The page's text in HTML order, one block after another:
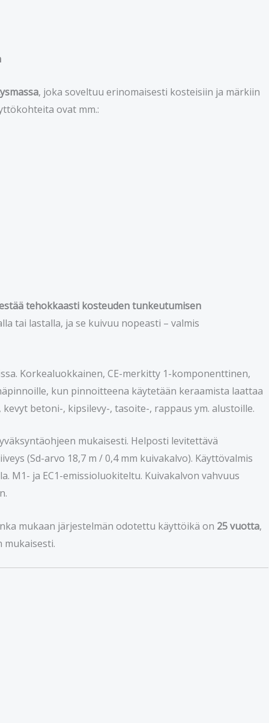
, joka soveltuu erinomaisesti kosteisiin ja märkiin
ovat mm.:
tehokkaasti kosteuden tunkeutumisen
tai lastalla, ja se kuivuu nopeasti – valmis
Korkealuokkainen, CE-merkitty 1-komponenttinen,
kun pinnoitteena käytetään keraamista laattaa
betoni-, kipsilevy-, tasoite-, rappaus ym. alustoille.
mukaisesti. Helposti levitettävä
(Sd-arvo 18,7 m / 0,4 mm kuivakalvo). Käyttövalmis
M1- ja EC1-emissioluokiteltu. Kuivakalvon vahvuus
mukaan järjestelmän odotettu käyttöikä on 25 vuotta,
mukaisesti.